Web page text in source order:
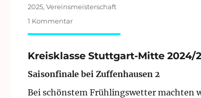
Schlagwörter
2025, Vereinsmeisterschaft
1 Kommentarzu
Vereinsmeister
Kreisklasse Stuttgart-Mitte 2024/
Saisonfinale bei Zuffenhausen 2
Bei schönstem Frühlingswetter machten